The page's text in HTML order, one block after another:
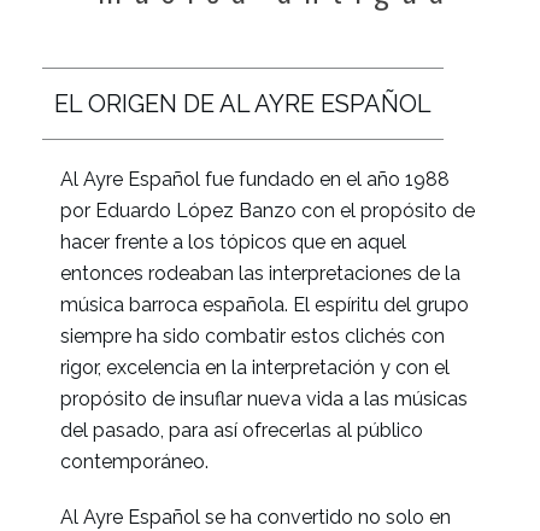
EL ORIGEN DE AL AYRE ESPAÑOL
Al Ayre Español fue fundado en el año 1988
por Eduardo López Banzo con el propósito de
hacer frente a los tópicos que en aquel
entonces rodeaban las interpretaciones de la
música barroca española. El espíritu del grupo
siempre ha sido combatir estos clichés con
rigor, excelencia en la interpretación y con el
propósito de insuflar nueva vida a las músicas
del pasado, para así ofrecerlas al público
contemporáneo.
Al Ayre Español se ha convertido no solo en